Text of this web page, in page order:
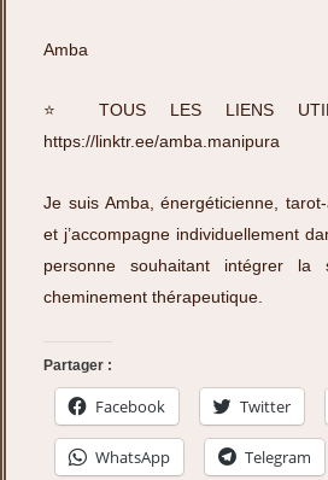
Amba
⭐️ TOUS LES LIENS
https://linktr.ee/amba.manipura
Je suis Amba, énergéticienne,
et j’accompagne individuellement
personne souhaitant intégrer la
cheminement thérapeutique.
Partager :
Facebook Twitter
WhatsApp Telegram